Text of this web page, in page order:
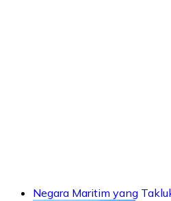
Negara Maritim yang